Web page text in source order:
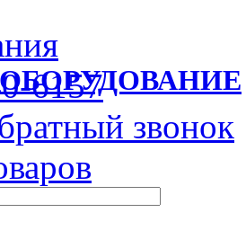
6157
звонок